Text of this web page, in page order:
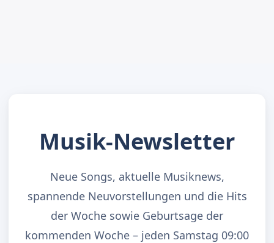
Musik-Newsletter
Neue Songs, aktuelle Musiknews,
spannende Neuvorstellungen und die Hits
der Woche sowie Geburtsage der
kommenden Woche – jeden Samstag 09:00